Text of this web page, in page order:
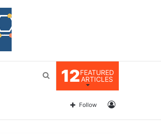
12FEATURED
ARTICLES
Search
Log
Follow